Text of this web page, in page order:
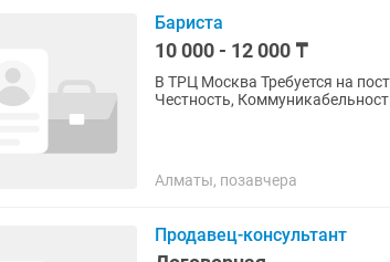
Бариста
10 000 - 12 000 ₸
В ТРЦ Москва Требуется на
Честность,
Алматы, позавчера
Продавец-консультант